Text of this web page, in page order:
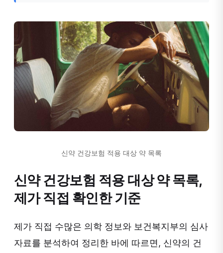
신약 건강보험 적용 대상 약 목록
신약 건강보험 적용 대상 약 목록,
제가 직접 확인한 기준
제가 직접 수많은 의학 정보와 보건복지부의 심사
자료를 분석하여 정리한 바에 따르면, 신약의 건